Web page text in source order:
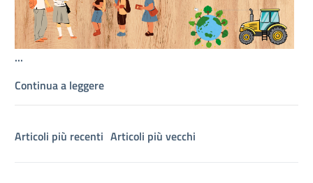
...
Continua a leggere
Articoli più recenti Articoli più vecchi